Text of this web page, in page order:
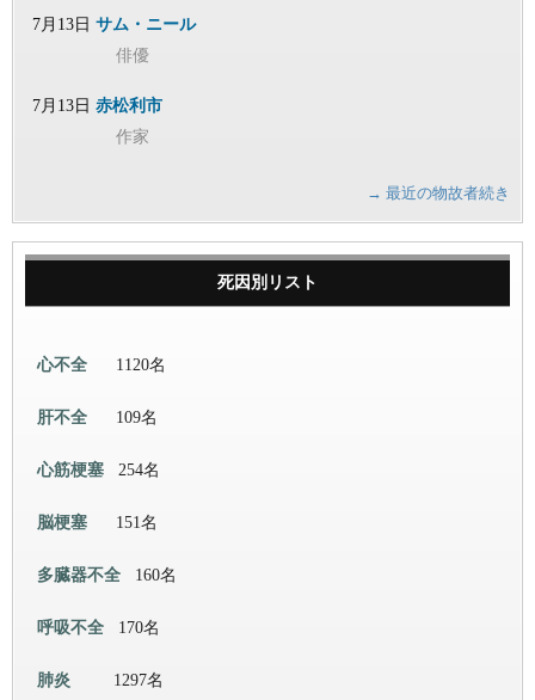
7月13日 サム・ニール
俳優
7月13日 赤松利市
作家
→ 最近の物故者続き
死因別リスト
心不全 1120名
肝不全 109名
心筋梗塞 254名
脳梗塞 151名
多臓器不全 160名
呼吸不全 170名
肺炎 1297名